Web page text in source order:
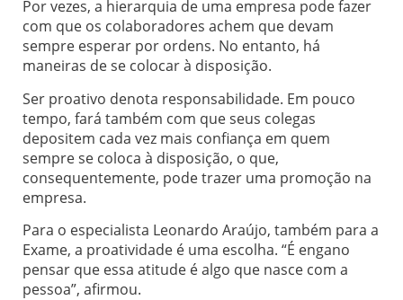
Por vezes, a hierarquia de uma empresa pode fazer
com que os colaboradores achem que devam
sempre esperar por ordens. No entanto, há
maneiras de se colocar à disposição.
Ser proativo denota responsabilidade. Em pouco
tempo, fará também com que seus colegas
depositem cada vez mais confiança em quem
sempre se coloca à disposição, o que,
consequentemente, pode trazer uma promoção na
empresa.
Para o especialista Leonardo Araújo, também para a
Exame, a proatividade é uma escolha. “É engano
pensar que essa atitude é algo que nasce com a
pessoa”, afirmou.